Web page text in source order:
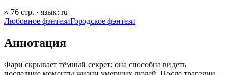
≈ 76 стр. · язык: ru
Любовное фэнтезиГородское фэнтези
Аннотация
Фари скрывает тёмный секрет: она способна видеть